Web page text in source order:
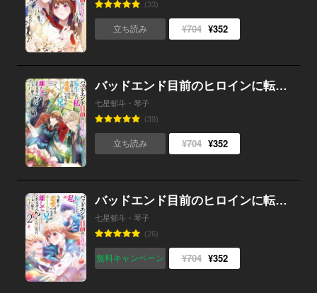
(33)
立ち読み ¥704 ¥352
バッドエンド目前のヒロインに転生した私、今世では恋愛するつもりがチートな兄が離してくれません!?@COMIC 第3巻
七星郁斗・琴子
(39)
立ち読み ¥704 ¥352
バッドエンド目前のヒロインに転生した私、今世では恋愛するつもりがチートな兄が離してくれません!?@COMIC 第2巻
七星郁斗・琴子
(26)
無料キャンペーン ¥704 ¥352